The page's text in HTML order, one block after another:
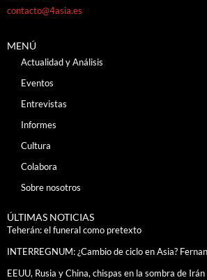
contacto@4asia.es
MENÚ
Actualidad y Análisis
Eventos
Entrevistas
Informes
Cultura
Colabora
Sobre nosotros
ÚLTIMAS NOTICIAS
Teherán: el funeral como pretexto
INTERREGNUM: ¿Cambio de ciclo en Asia?
EEUU, Rusia y China, chispas en la sombra de Irán